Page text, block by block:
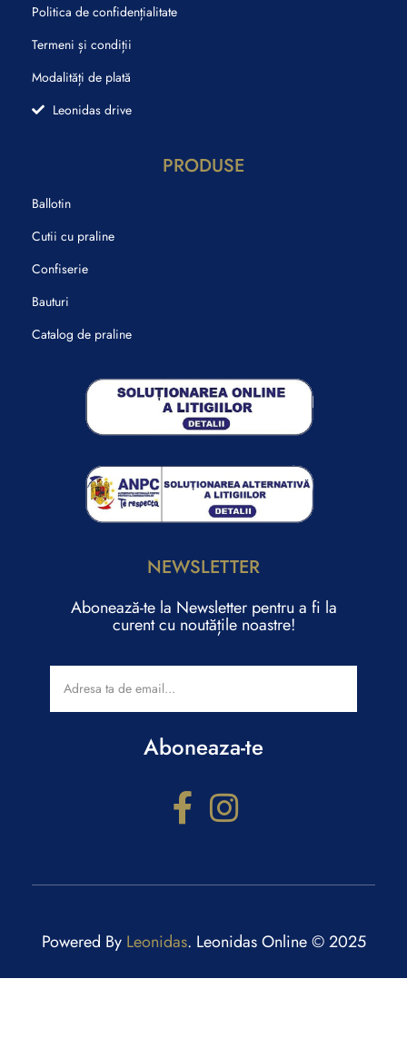
Politica de confidențialitate
Termeni și condiții
Modalități de plată
Leonidas drive
PRODUSE
Ballotin
Cutii cu praline
Confiserie
Bauturi
Catalog de praline
NEWSLETTER
Abonează-te la Newsletter pentru a fi la
curent cu noutățile noastre!
Aboneaza-te
Powered By Leonidas. Leonidas Online © 2025